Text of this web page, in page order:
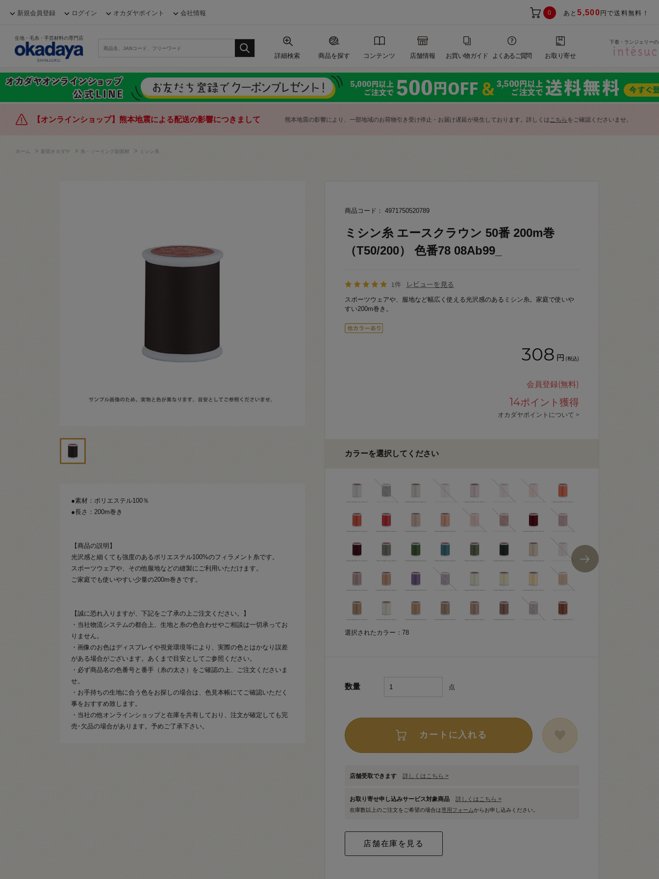
新規会員登録 ログイン オカダヤポイント 会社情報 0 あと5,500 円で送料無料！
生地・毛糸・手芸材料の専門店
詳細検索 商品を探す コンテンツ 店舗情報 お買い物ガイド よくあるご質問 お取り寄せ
下着・ランジェリー
【オンラインショップ】熊本地震による配送の影響につきまして 熊本地震の影響により、一部地域のお荷物引き受け停止・お届け遅延が発生しております。詳しくはこちら をご確認くださいませ。
ホーム > 新宿オカダヤ > 糸・ソーイング副資材 > ミシン糸
●素材：ポリエステル100％
●長さ：200m巻き
【商品の説明】
光沢感と細くても強度のあるポリエステル100%のフィラメント糸です。
スポーツウェアや、その他服地などの縫製にご利用いただけます。
ご家庭でも使いやすい少量の200m巻きです。
【誠に恐れ入りますが、下記をご了承の上ご注文ください。】
・当社物流システムの都合上、生地と糸の色合わせやご相談は一切承ってお
りません。
・画像のお色はディスプレイや視覚環境等により、実際の色とはかなり誤差
がある場合がございます。あくまで目安としてご参照ください。
・必ず商品名の色番号と番手（糸の太さ）をご確認の上、ご注文くださいま
せ。
・お手持ちの生地に合う色をお探しの場合は、色見本帳にてご確認いただく
事をおすすめ致します。
・当社の他オンラインショップと在庫を共有しており、注文が確定しても完
売･欠品の場合があります。予めご了承下さい。
商品コード： 4971750520789
ミシン糸 エースクラウン 50番 200m巻
（T50/200） 色番78 08Ab99_
1件 レビューを見る
スポーツウェアや、服地など幅広く使える光沢感のあるミシン糸。家庭で使いや
すい200m巻き。
308 円 (税込)
会員登録(無料)
14ポイント獲得
オカダヤポイントについて >
カラーを選択してください
選択されたカラー：78
数量 点
カートに入れる
店舗受取できます 詳しくはこちら >
お取り寄せ申し込みサービス対象商品 詳しくはこちら >
在庫数以上のご注文をご希望の場合は専用フォームからお申し込みください。